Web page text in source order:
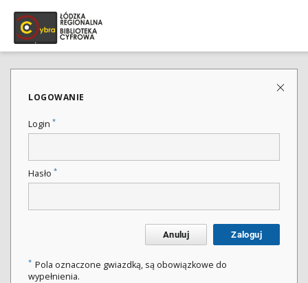
LOGOWANIE
Login *
Hasło *
Anuluj Zaloguj
* Pola oznaczone gwiazdką, są obowiązkowe do
wypełnienia.